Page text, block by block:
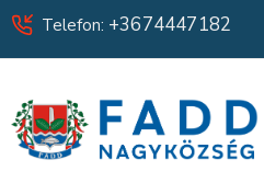
Telefon: +3674447182